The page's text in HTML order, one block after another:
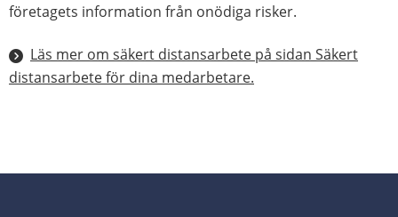
företagets information från onödiga risker.
Läs mer om säkert distansarbete på sidan Säkert
distansarbete för dina medarbetare.